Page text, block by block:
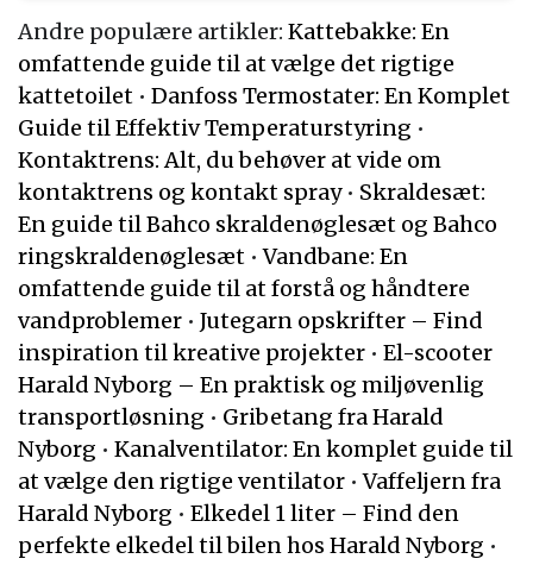
Andre populære artikler: Kattebakke: En
omfattende guide til at vælge det rigtige
kattetoilet • Danfoss Termostater: En Komplet
Guide til Effektiv Temperaturstyring •
Kontaktrens: Alt, du behøver at vide om
kontaktrens og kontakt spray• Skraldesæt:
En guide til Bahco skraldenøglesæt og Bahco
ringskraldenøglesæt •Vandbane: En
omfattende guide til at forstå og håndtere
vandproblemer • Jutegarn opskrifter – Find
inspiration til kreative projekter • El-scooter
Harald Nyborg – En praktisk og miljøvenlig
transportløsning • Gribetang fra Harald
Nyborg • Kanalventilator: En komplet guide til
at vælge den rigtige ventilator •Vaffeljern fra
Harald Nyborg • Elkedel 1 liter – Find den
perfekte elkedel til bilen hos Harald Nyborg •